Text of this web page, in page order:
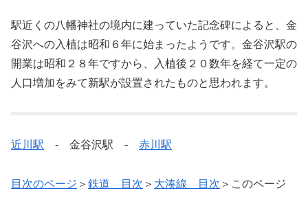
駅近くの八幡神社の境内に建っていた記念碑によると、金
谷沢への入植は昭和６年に始まったようです。金谷沢駅の
開業は昭和２８年ですから、入植後２０数年を経て一定の
人口増加をみて新駅が設置されたものと思われます。
近川駅 - 金谷沢駅 - 赤川駅
目次のページ ＞ 鉄道 目次 ＞ 大湊線 目次 ＞このページ